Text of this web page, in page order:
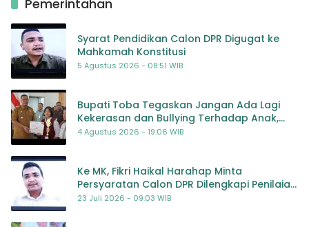
Pemerintahan
Syarat Pendidikan Calon DPR Digugat ke
Mahkamah Konstitusi
5 Agustus 2026 - 08:51 WIB
Bupati Toba Tegaskan Jangan Ada Lagi
Kekerasan dan Bullying Terhadap Anak,
Dorong Kolaborasi Seluruh Pihak
4 Agustus 2026 - 19:06 WIB
Ke MK, Fikri Haikal Harahap Minta
Persyaratan Calon DPR Dilengkapi Penilaian
Kompetensi
23 Juli 2026 - 09:03 WIB